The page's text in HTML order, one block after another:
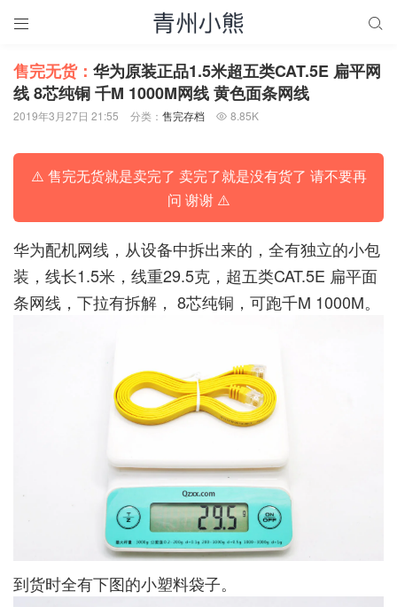
 
售完无货： 华为原装正品1.5米超五类CAT.5E 扁平网
线 8芯纯铜 千M 1000M网线 黄色面条网线
2019年3月27日 21:55 分类： 售完存档  8.85K
⚠️ 售完无货就是卖完了 卖完了就是没有货了 请不要再
问 谢谢 ⚠️
华为配机网线，从设备中拆出来的，全有独立的小包
装，线长1.5米，线重29.5克，超五类CAT.5E 扁平面
条网线，下拉有拆解， 8芯纯铜，可跑千M 1000M。
到货时全有下图的小塑料袋子。